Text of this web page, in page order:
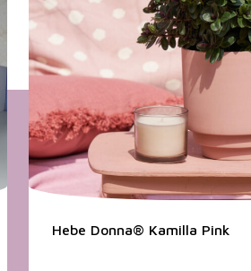
Hebe Donna® Kamilla Pink